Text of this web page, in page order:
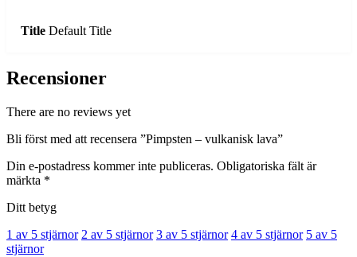
Title Default Title
Recensioner
There are no reviews yet
Bli först med att recensera ”Pimpsten – vulkanisk lava”
Din e-postadress kommer inte publiceras. Obligatoriska fält är
märkta *
Ditt betyg
1 av 5 stjärnor 2 av 5 stjärnor 3 av 5 stjärnor 4 av 5 stjärnor 5 av 5
stjärnor